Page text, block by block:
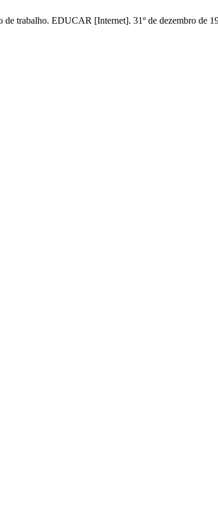
de trabalho. EDUCAR [Internet]. 31º de dezembro de